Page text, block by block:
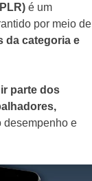
é um
por meio de
da categoria e
parte dos
desempenho e